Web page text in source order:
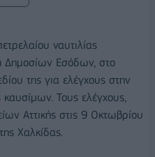
ναυτιλίας
Δημοσίων Εσόδων, στο
της για ελέγχους στην
Τους ελέγχους,
Αττικής στις 9 Οκτωβρίου
Χαλκίδας.